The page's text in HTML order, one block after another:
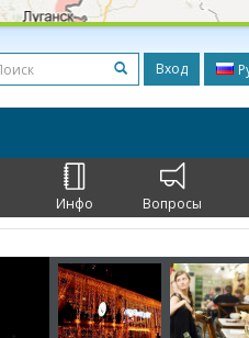
Вход
Инфо Вопросы